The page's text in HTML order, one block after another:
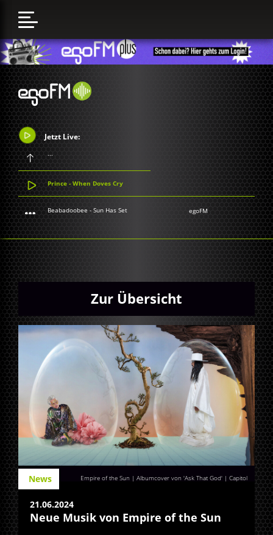
Jetzt Live:
...
Prince - When Doves Cry
Beabadoobee - Sun Has Set egoFM
Zur Übersicht
Empire of the Sun | Albumcover von 'Ask That God' | Capitol
News
21.06.2024
Neue Musik von Empire of the Sun